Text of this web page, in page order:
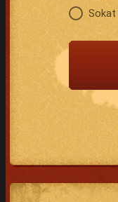
Sokat